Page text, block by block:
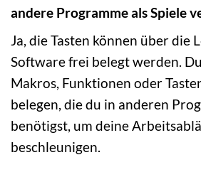
andere Programme als Spiele
Ja, die Tasten können über die
Software frei belegt werden.
Makros, Funktionen oder
belegen, die du in anderen
benötigst, um deine
beschleunigen.